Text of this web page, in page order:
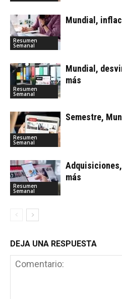
Resumen
Semanal
Mundial,
Resumen
Semanal
Mundial,
más
Resumen
Semanal
Semestre,
Resumen
Semanal
más
DEJA UNA RESPUESTA